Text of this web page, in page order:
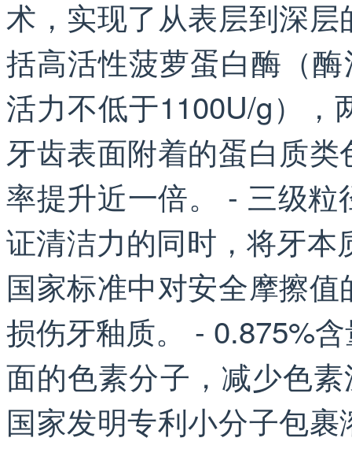
术，实现了从表层到深
括高活性菠萝蛋白酶（
活力不低于1100U/g），
牙齿表面附着的蛋白质
率提升近一倍。 - 三级
证清洁力的同时，将牙
国家标准中对安全摩擦
损伤牙釉质。 - 0.875%
面的色素分子，减少色
国家发明专利小分子包